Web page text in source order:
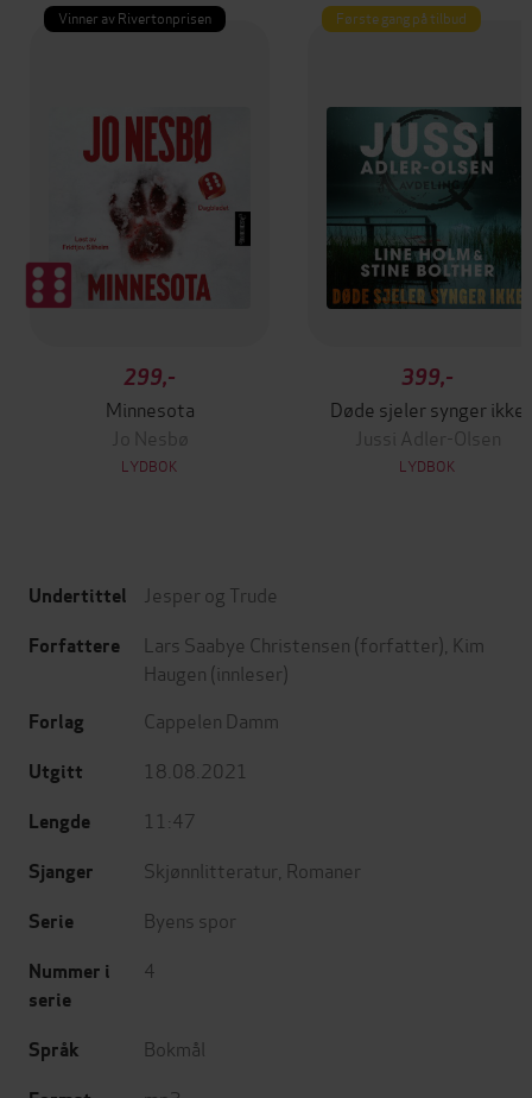
Vinner av Rivertonprisen
299,-
Minnesota
Jo Nesbø
LYDBOK
Første gang på tilbud
399,-
Døde sjeler synger ikke
Jussi Adler-Olsen
LYDBOK
Undertittel Jesper og Trude
Forfattere Lars Saabye Christensen (forfatter), Kim
Haugen (innleser)
Forlag Cappelen Damm
Utgitt 18.08.2021
Lengde 11:47
Sjanger Skjønnlitteratur Romaner
Serie Byens spor
Nummer i
serie
4
Språk Bokmål